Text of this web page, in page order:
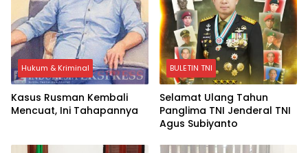
Rupiah Referensi Akademik
Dunia
2026
Hukum & Kriminal
Kasus Rusman Kembali
Mencuat, Ini Tahapannya
BULETIN TNI
Selamat Ulang Tahun
Panglima TNI Jenderal TNI
Agus Subiyanto